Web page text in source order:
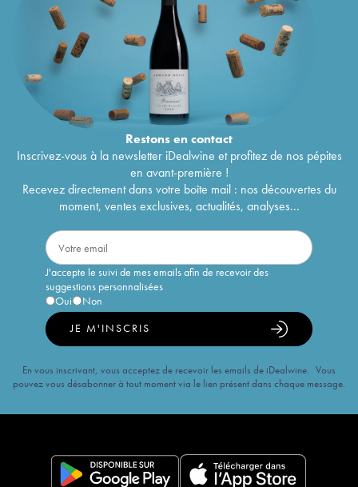
Restons encontact
Inscrivez-vous à la newsletter iDealwine et profitez de nos pépites
en avant-première !
Recevez directement dans votre boîte mail : nos découvertes du
moment, ventes exclusives, actualités, analyses...
J'accepte le suivi de mes emails afin de recevoir des
suggestions personnalisées
Oui
Non
JE M'INSCRIS
En vous inscrivant, vous acceptez de recevoir les emails de iDealwine. Vous
pouvez vous désabonner à tout moment via le lien présent dans chaque message.